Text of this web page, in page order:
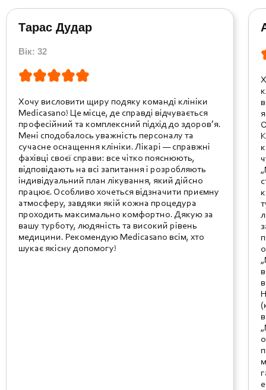
Тарас Дудар
Вік: 32
Хочу висловити щиру подяку команді клініки
Medicasano! Це місце, де справді відчувається
професійний та комплексний підхід до здоров’я.
Мені сподобалось уважність персоналу та
сучасне оснащення клініки. Лікарі — справжні
фахівці своєї справи: все чітко пояснюють,
відповідають на всі запитання і розробляють
індивідуальний план лікування, який дійсно
працює. Особливо хочеться відзначити приємну
атмосферу, завдяки якій кожна процедура
проходить максимально комфортно. Дякую за
вашу турботу, людяність та високий рівень
медицини. Рекомендую Medicasano всім, хто
шукає якісну допомогу!